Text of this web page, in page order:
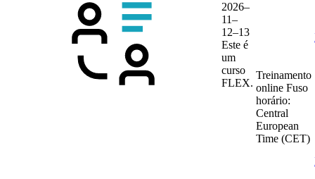
2026–
11–
12–13
Este é
um
curso
FLEX.
Treinamento
online Fuso
horário:
Central
European
Time (CET)